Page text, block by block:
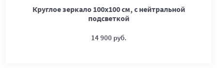
Круглое зеркало 100х100 см, с нейтральной
подсветкой
14 900 руб.